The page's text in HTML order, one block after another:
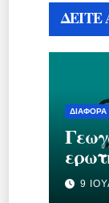
ΔΙΆΦΟΡΑ
9